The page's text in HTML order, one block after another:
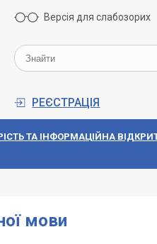
Версія для слабозорих
РЕЄСТРАЦІЯ
ТА IНФОРМАЦIЙНА
мови